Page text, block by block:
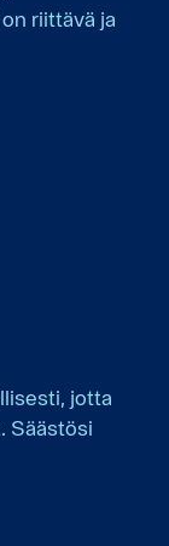
riittävä ja
jotta
Säästösi